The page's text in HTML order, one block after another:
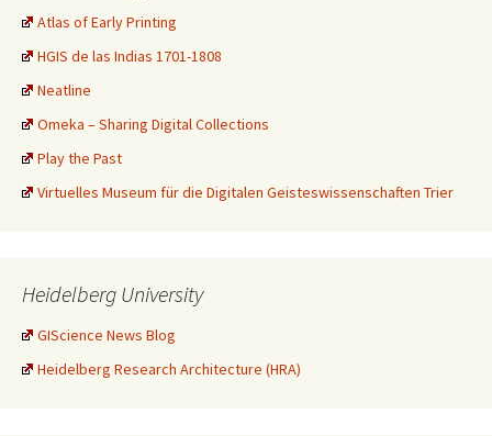
Atlas of Early Printing
HGIS de las Indias 1701-1808
Neatline
Omeka – Sharing Digital Collections
Play the Past
Virtuelles Museum für die Digitalen Geisteswissenschaften Trier
Heidelberg University
GIScience News Blog
Heidelberg Research Architecture (HRA)